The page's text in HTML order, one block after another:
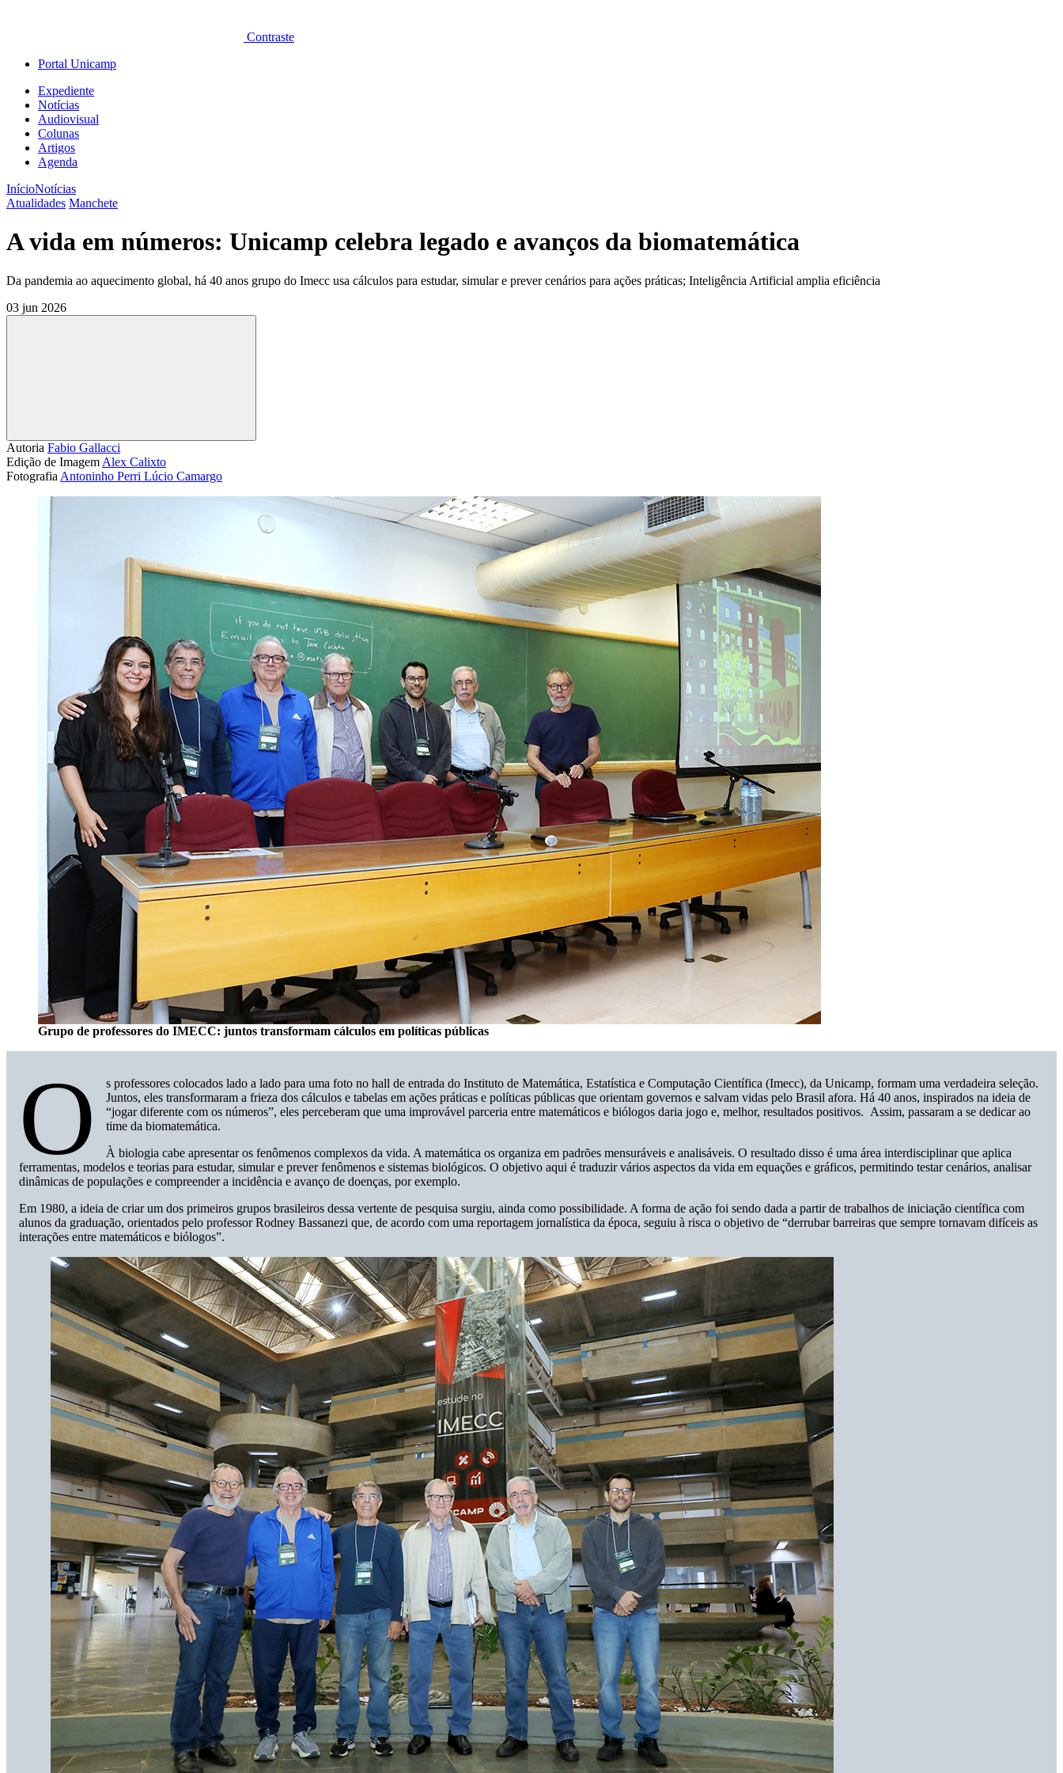
Contraste
Portal Unicamp
Expediente
Notícias
Audiovisual
Colunas
Artigos
Agenda
InícioNotícias
Atualidades Manchete
A vida em números: Unicamp celebra legado e avanços da biomatemática
Da pandemia ao aquecimento global, há 40 anos grupo do Imecc usa cálculos para estudar, simular e prever cenários para ações práticas; Inteligência Artificial amplia eficiência
03 jun 2026
Compartilhar
Autoria Fabio Gallacci
Edição de Imagem Alex Calixto
Fotografia Antoninho Perri Lúcio Camargo
Grupo de professores do IMECC: juntos transformam cálculos em políticas públicas
O
s professores colocados lado a lado para uma foto no hall de entrada do Instituto de Matemática, Estatística e Computação Científica (Imecc), da Unicamp, formam uma verdadeira seleção.
Juntos, eles transformaram a frieza dos cálculos e tabelas em ações práticas e políticas públicas que orientam governos e salvam vidas pelo Brasil afora. Há 40 anos, inspirados na ideia de
“jogar diferente com os números”, eles perceberam que uma improvável parceria entre matemáticos e biólogos daria jogo e, melhor, resultados positivos. Assim, passaram a se dedicar ao
time da biomatemática.
À biologia cabe apresentar os fenômenos complexos da vida. A matemática os organiza em padrões mensuráveis e analisáveis. O resultado disso é uma área interdisciplinar que aplica
ferramentas, modelos e teorias para estudar, simular e prever fenômenos e sistemas biológicos. O objetivo aqui é traduzir vários aspectos da vida em equações e gráficos, permitindo testar cenários, analisar
dinâmicas de populações e compreender a incidência e avanço de doenças, por exemplo.
Em 1980, a ideia de criar um dos primeiros grupos brasileiros dessa vertente de pesquisa surgiu, ainda como possibilidade. A forma de ação foi sendo dada a partir de trabalhos de iniciação científica com
alunos da graduação, orientados pelo professor Rodney Bassanezi que, de acordo com uma reportagem jornalística da época, seguiu à risca o objetivo de “derrubar barreiras que sempre tornavam difíceis as
interações entre matemáticos e biólogos”.